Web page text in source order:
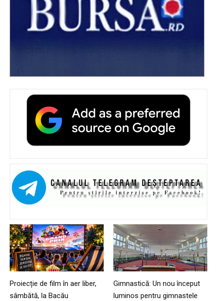
Proiecție de film în aer liber,
sâmbătă, la Bacău
Gimnastică: Un nou început
luminos pentru gimnastele